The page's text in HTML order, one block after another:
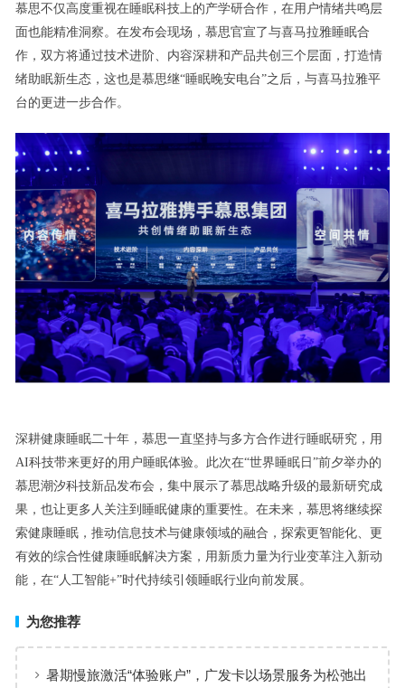
慕思不仅高度重视在睡眠科技上的产学研合作，在用户情绪共鸣层
面也能精准洞察。在发布会现场，慕思官宣了与喜马拉雅睡眠合
作，双方将通过技术进阶、内容深耕和产品共创三个层面，打造情
绪助眠新生态，这也是慕思继“睡眠晚安电台”之后，与喜马拉雅平
台的更进一步合作。
深耕健康睡眠二十年，慕思一直坚持与多方合作进行睡眠研究，用
AI科技带来更好的用户睡眠体验。此次在“世界睡眠日”前夕举办的
慕思潮汐科技新品发布会，集中展示了慕思战略升级的最新研究成
果，也让更多人关注到睡眠健康的重要性。在未来，慕思将继续探
索健康睡眠，推动信息技术与健康领域的融合，探索更智能化、更
有效的综合性健康睡眠解决方案，用新质力量为行业变革注入新动
能，在“人工智能+”时代持续引领睡眠行业向前发展。
为您推荐
暑期慢旅激活“体验账户”，广发卡以场景服务为松弛出